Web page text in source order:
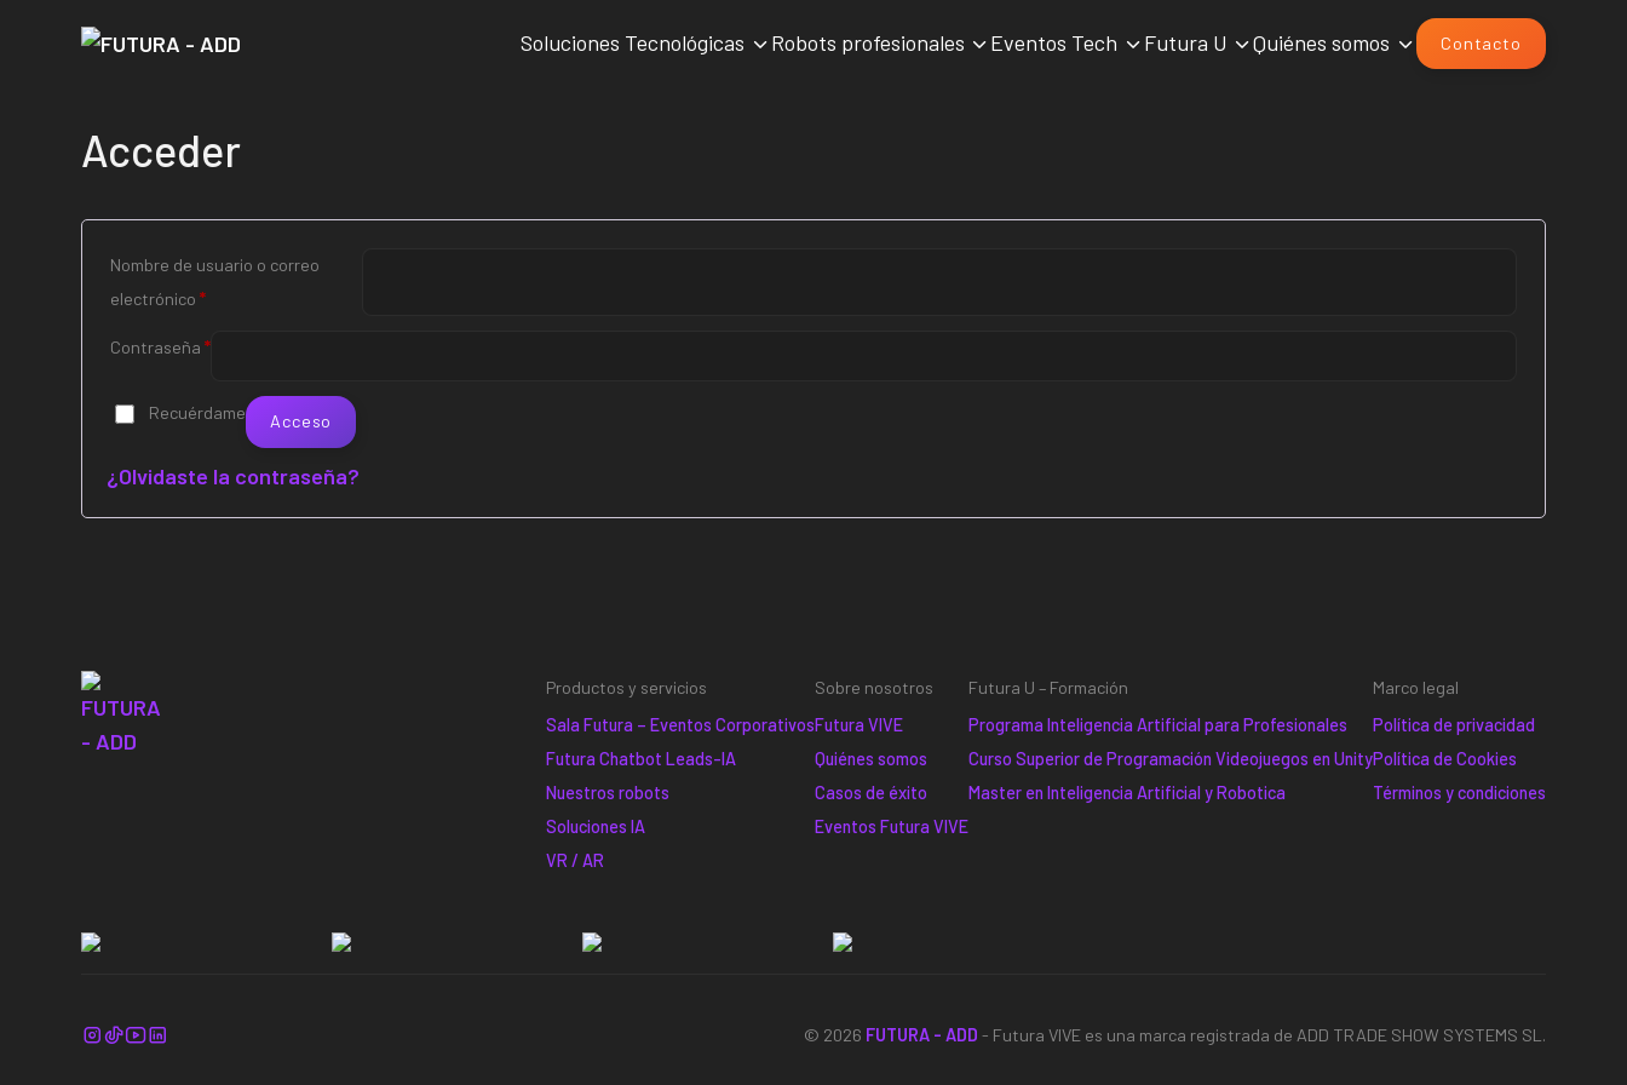
Soluciones Tecnológicas Robots profesionales Eventos Tech Futura U Quiénes somos Contacto
Acceder
Nombre de usuario o correo
electrónico*Obligatorio
Contraseña*Obligatorio
Recuérdame Acceso
¿Olvidaste la contraseña?
Productos y servicios
Sala Futura – Eventos Corporativos
Futura Chatbot Leads-IA
Nuestros robots
Soluciones IA
VR / AR
Sobre nosotros
Futura VIVE
Quiénes somos
Casos de éxito
Eventos Futura VIVE
Futura U – Formación
Programa Inteligencia Artificial para Profesionales
Curso Superior de Programación Videojuegos en Unity
Master en Inteligencia Artificial y Robotica
Marco legal
Política de privacidad
Política de Cookies
Términos y condiciones
© 2026 FUTURA - ADD - Futura VIVE es una marca registrada de ADD TRADE SHOW SYSTEMS SL.